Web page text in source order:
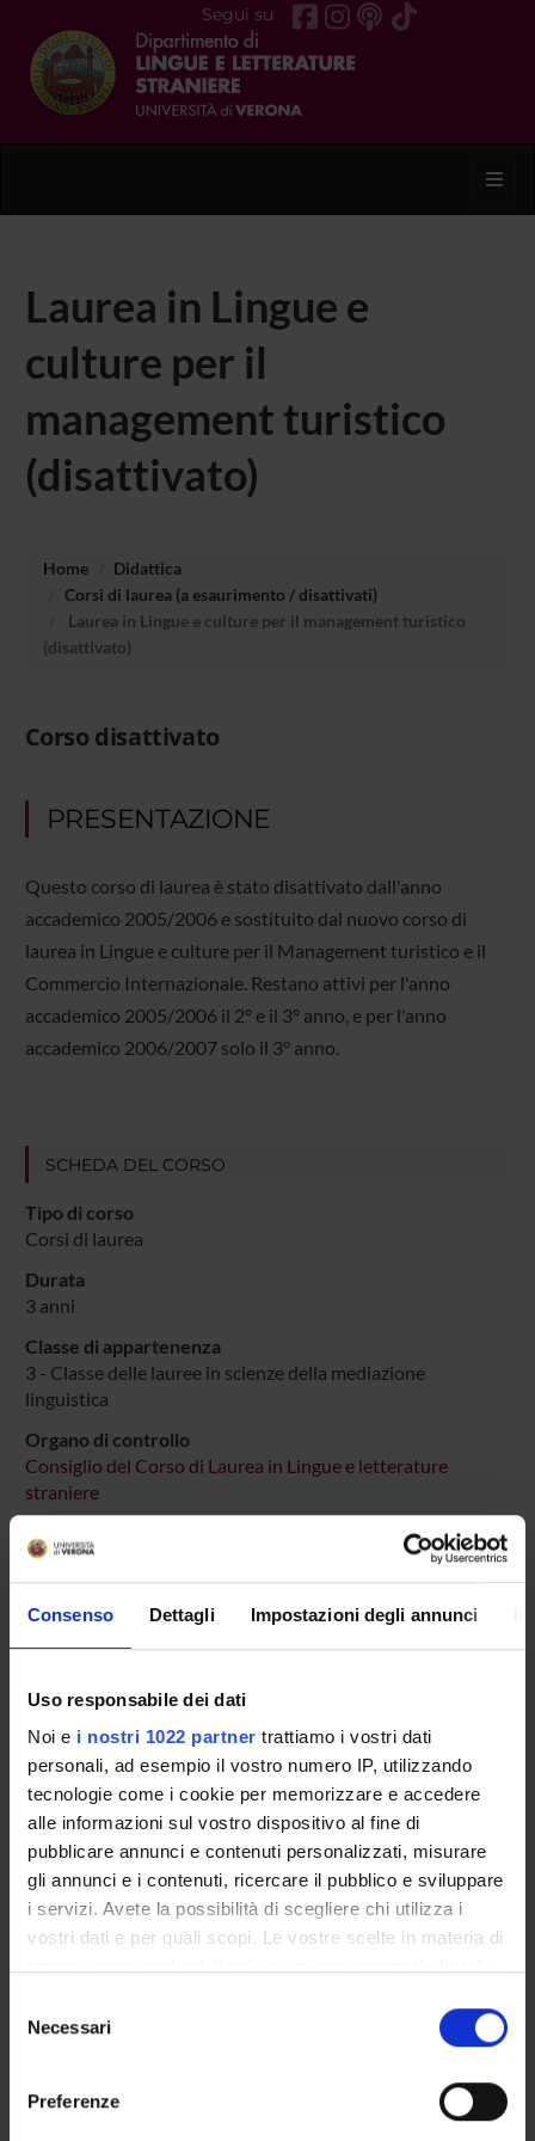
Consenso Dettagli Impostazioni degli annunci
Uso responsabile dei dati
Noi e i nostri 1022 partner trattiamo i vostri dati
personali, ad esempio il vostro numero IP, utilizzando
tecnologie come i cookie per memorizzare e accedere
alle informazioni sul vostro dispositivo al fine di
pubblicare annunci e contenuti personalizzati, misurare
gli annunci e i contenuti, ricercare il pubblico e sviluppare
i servizi. Avete la possibilità di scegliere chi utilizza i
vostri dati e per quali scopi. Le vostre scelte in materia di
modificare o revocare il proprio consenso in qualsiasi
momento dalla Dichiarazione sui cookie o facendo clic
delNecessari
Preferenze
Segui su
Laurea in Lingue e
culture per il
management turistico
(disattivato)
Home
Didattica
Corsi di laurea (a esaurimento / disattivati)
Laurea in Lingue e culture per il management turistico
(disattivato)
Corso disattivato
PRESENTAZIONE
Questo corso di laurea è stato disattivato dall'anno
accademico 2005/2006 e sostituito dal nuovo corso di
laurea in Lingue e culture per il Management turistico e il
Commercio Internazionale. Restano attivi per l'anno
accademico 2005/2006 il 2° e il 3° anno, e per l'anno
accademico 2006/2007 solo il 3° anno.
SCHEDA DEL CORSO
Tipo di corso
Corsi di laurea
Durata
3 anni
Classe di appartenenza
3 - Classe delle lauree in scienze della mediazione
linguistica
Organo di controllo
Consiglio del Corso di Laurea in Lingue e letterature
straniere
Unità operativa Segreteria Corsi di Studio Lingue e
letterature straniere
Sede
VERONA
Dipartimento di riferimento
Macro area
Scienze Umanistiche
Area disciplinare
Lingue e Letterature Straniere
Come iscriversi
Insegnamenti